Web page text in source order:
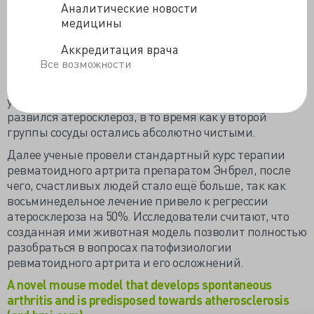
Аналитические новости
медицины
Аккредитация врача
Все возможности
рассказали о специфической, высококалорийной
диете, созданной по образу и подобию ежедневного
американца. Экспериментаторы держали на этой
диете две группы мышей: своих - со спонтанным РА и
увидели, что у всех представителей первой группы
развился атеросклероз, в то время как у второй
группы сосуды остались абсолютно чистыми.
Далее ученые провели стандартный курс терапии
ревматоидного артрита препаратом Энбрел, после
чего, счастливых людей стало ещё больше, так как
восьминедельное лечение привело к регрессии
атеросклероза на 50%. Исследователи считают, что
созданная ими животная модель позволит полностью
разобраться в вопросах патофизиологии
ревматоидного артрита и его осложнений.
A novel mouse model that develops spontaneous
arthritis and is predisposed towards atherosclerosis